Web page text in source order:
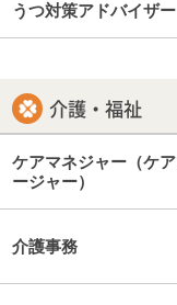
うつ対策アドバイザー
介護・福祉
ケアマネジャー（ケ
ージャー）
介護事務